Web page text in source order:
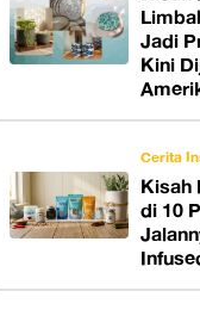
Jadi
Kini
Cerita
Kisah
di 10